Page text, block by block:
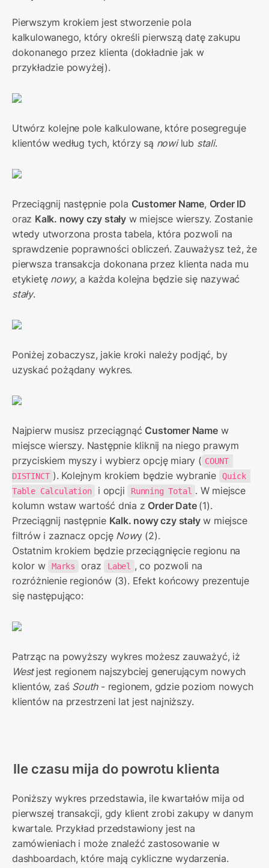
Pierwszym krokiem jest stworzenie pola
kalkulowanego, który określi pierwszą datę zakupu
dokonanego przez klienta (dokładnie jak w
przykładzie powyżej).
Utwórz kolejne pole kalkulowane, które posegreguje
klientów według tych, którzy są nowi lub stali.
Przeciągnij następnie pola Customer Name, Order ID
oraz Kalk. nowy czy stały w miejsce wierszy. Zostanie
wtedy utworzona prosta tabela, która pozwoli na
sprawdzenie poprawności obliczeń. Zauważysz też, że
pierwsza transakcja dokonana przez klienta nada mu
etykietę nowy
stały.
Poniżej zobaczysz, jakie kroki należy podjąć, by
uzyskać pożądany wykres.
Najpierw musisz przeciągnąć Customer Name w
miejsce wierszy. Następnie kliknij na niego prawym
przyciskiem myszy i wybierz opcję miary ( COUNT
DISTINCT ). Kolejnym krokiem będzie wybranie
Quick
Table Calculation
i opcji Running Total . W miejsce
kolumn wstaw wartość dnia z Order Date (1).
Przeciągnij następnie Kalk. nowy czy stały w miejsce
filtrów i zaznacz opcję Nowy (2).
Ostatnim krokiem będzie przeciągnięcie regionu na
kolor w
Marks oraz Label
, co pozwoli na
rozróżnienie regionów (3). Efekt końcowy prezentuje
się następująco:
West jest regionem najszybciej generującym nowych
klientów, zaś South - regionem, gdzie poziom nowych
klientów na przestrzeni lat jest najniższy.
Ile czasu mija do powrotu klienta
Poniższy wykres przedstawia, ile kwartałów mija od
pierwszej transakcji, gdy klient zrobi zakupy w danym
kwartale. Przykład przedstawiony jest na
zamówieniach i może znaleźć zastosowanie w
dashboardach, które mają cykliczne wydarzenia.